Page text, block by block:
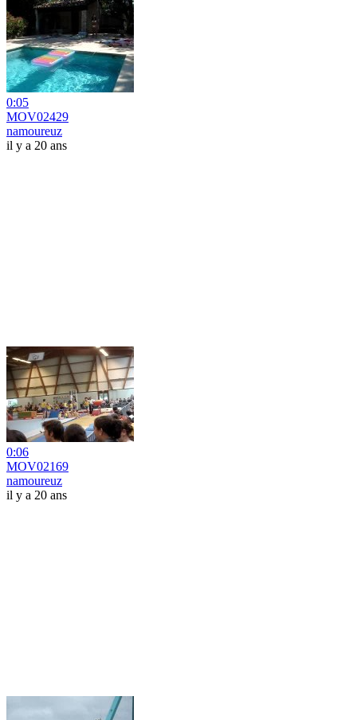
0:05
MOV02429
namoureuz
il y a 20 ans
0:06
MOV02169
namoureuz
il y a 20 ans